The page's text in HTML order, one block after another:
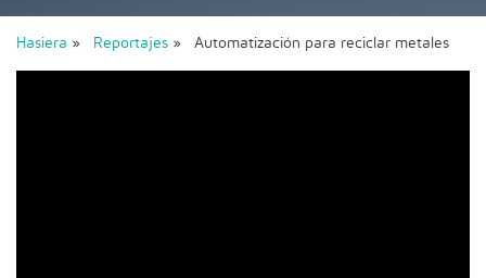
Hasiera » Reportajes » Automatización para reciclar metales